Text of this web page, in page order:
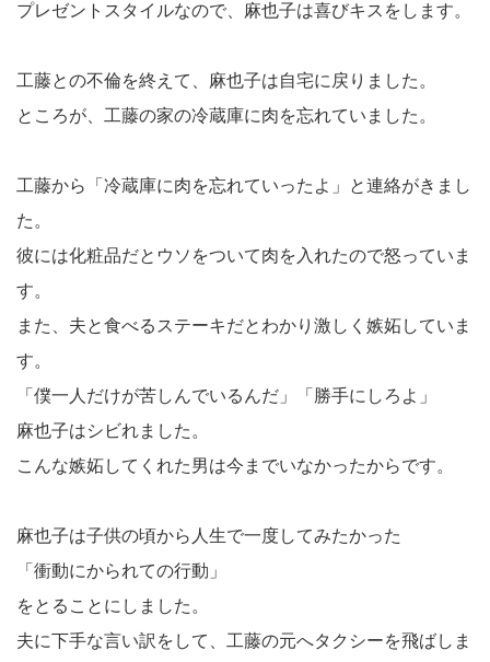
プレゼントスタイルなので、麻也子は喜びキスをします。
工藤との不倫を終えて、麻也子は自宅に戻りました。
ところが、工藤の家の冷蔵庫に肉を忘れていました。
工藤から「冷蔵庫に肉を忘れていったよ」と連絡がきまし
た。
彼には化粧品だとウソをついて肉を入れたので怒っていま
す。
また、夫と食べるステーキだとわかり激しく嫉妬していま
す。
「僕一人だけが苦しんでいるんだ」「勝手にしろよ」
麻也子はシビれました。
こんな嫉妬してくれた男は今までいなかったからです。
麻也子は子供の頃から人生で一度してみたかった
「衝動にかられての行動」
をとることにしました。
夫に下手な言い訳をして、工藤の元へタクシーを飛ばしま